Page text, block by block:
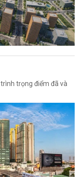
trọng điểm đã và